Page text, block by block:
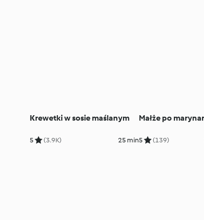
Krewetki w sosie maślanym
5 (3.9K) 25 min
Małże po
5 (139)